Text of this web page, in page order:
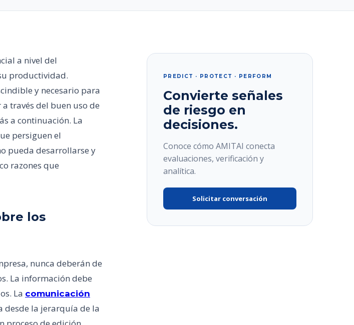
a nivel del
productividad.
y necesario para
través del buen uso de
a continuación. La
persiguen el
pueda desarrollarse y
razones que
los
nunca deberán de
La información debe
La comunicación
desde la jerarquía de la
PREDICT · PROTECT · PERFORM
Convierte señales
de riesgo en
decisiones.
Conoce cómo AMITAI conecta
evaluaciones, verificación y
analítica.
Solicitar conversación